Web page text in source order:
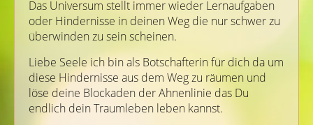
Das Universum stellt immer wieder Lernaufgaben
oder Hindernisse in deinen Weg die nur schwer zu
überwinden zu sein scheinen.
Liebe Seele ich bin als Botschafterin für dich da um
diese Hindernisse aus dem Weg zu räumen und
löse deine Blockaden der Ahnenlinie das Du
endlich dein Traumleben leben kannst.